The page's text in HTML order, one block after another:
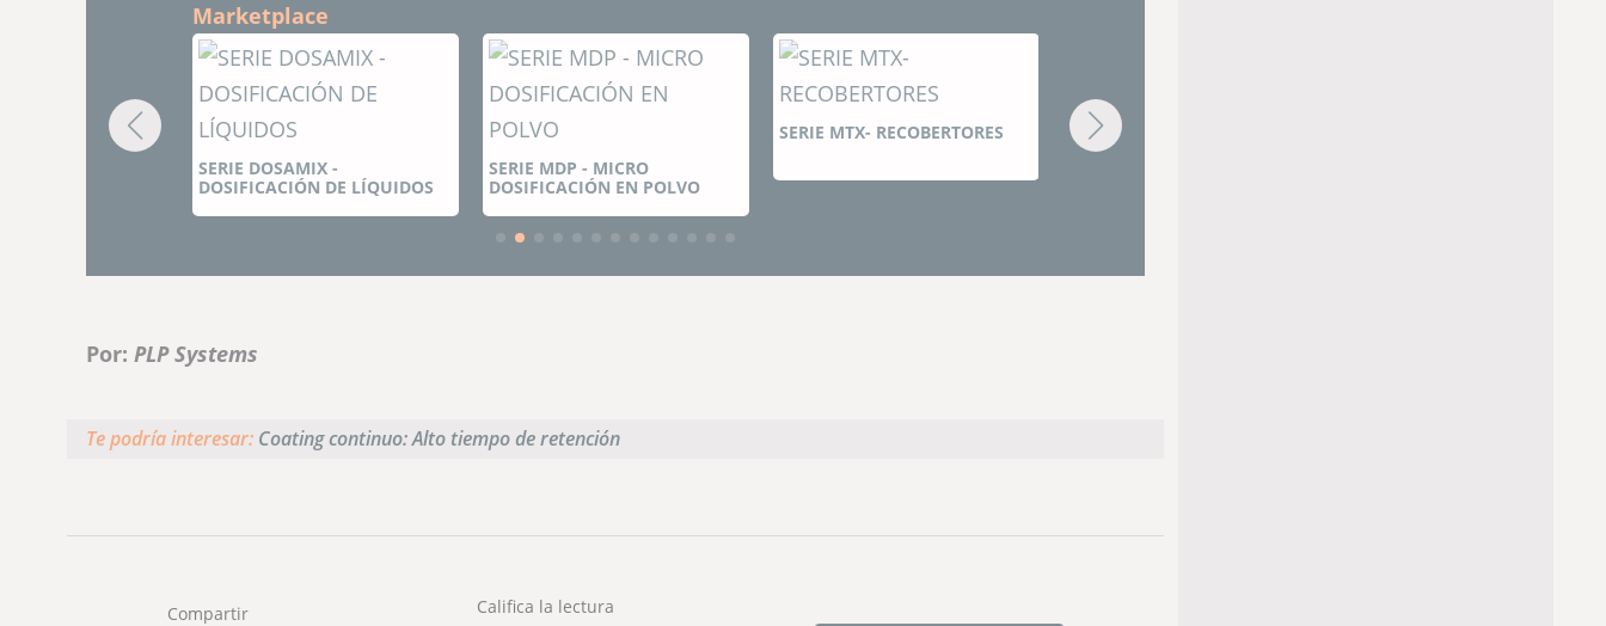
Marketplace
SERIE MDP - MICRO
DOSIFICACIÓN EN POLVO
SERIE MTX- RECOBERTORES
Cinta pesadora - Dosificación
Rosca pesadora - Dosificadora
continua
Por: PLP Systems
Te podría interesar: Coating continuo: Alto tiempo de retención
Compartir Califica la lectura